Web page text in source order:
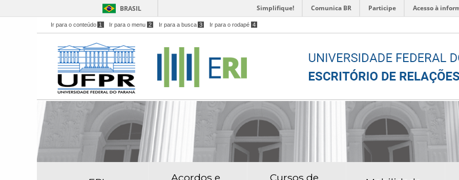
BRASIL Simplifique! Comunica BR Participe Acesso à
Ir para o conteúdo 1 Ir para o menu 2 Ir para a busca 3 Ir para o rodapé 4
Acordos e Cursos de